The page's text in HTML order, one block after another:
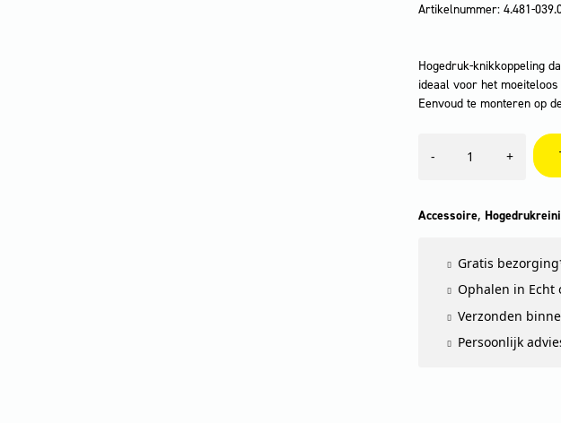
Artikelnummer: 4.481-
Hogedruk-knikkoppeling
ideaal voor het
Eenvoud te monteren op
-
verbinding
aantal
+
Accessoire,
Gratis
Ophalen in Echt
Verzonden
Persoonlijk